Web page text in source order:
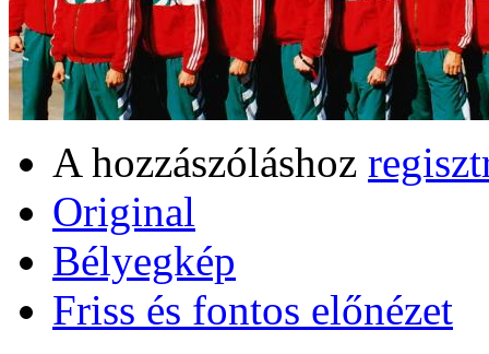
A hozzászóláshoz
Original
Bélyegkép
Friss és fontos előnézet